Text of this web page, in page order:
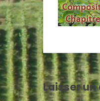
Laisser